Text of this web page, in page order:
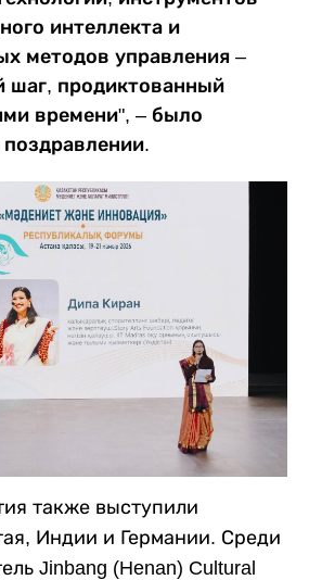
интеллекта и
методов управления –
шаг, продиктованный
времени", – было
также выступили
Индии и Германии. Среди
Jinbang (Henan) Cultural